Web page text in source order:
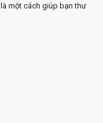
một cách giúp bạn thư